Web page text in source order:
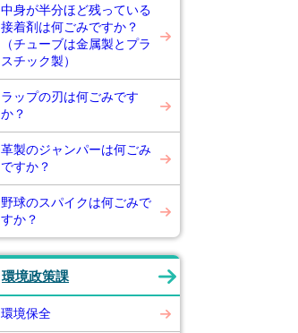
中身が半分ほど残っている
接着剤は何ごみですか？
（チューブは金属製とプラ
スチック製）
ラップの刃は何ごみです
か？
革製のジャンパーは何ごみ
ですか？
野球のスパイクは何ごみで
すか？
環境政策課
環境保全